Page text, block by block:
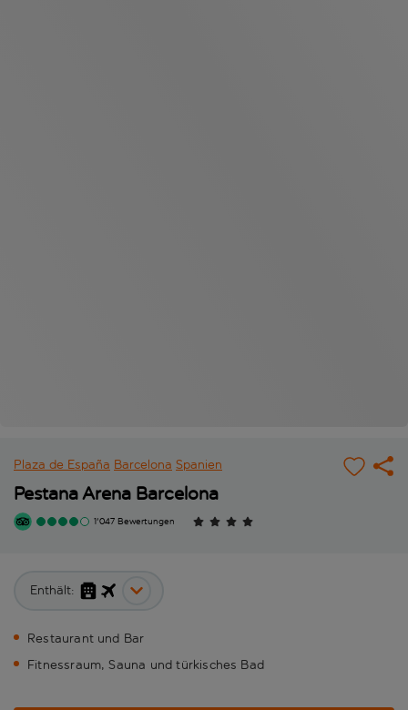
Plaza de España Barcelona Spanien
Pestana Arena Barcelona
1'047 Bewertungen
Enthält:
Restaurant und Bar
Fitnessraum, Sauna und türkisches Bad